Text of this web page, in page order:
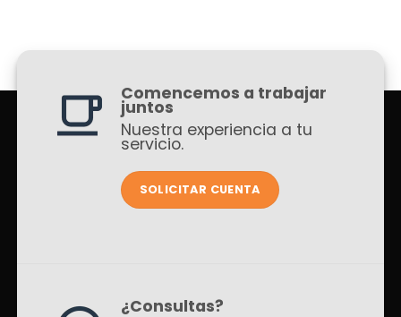
Comencemos a trabajar
juntos
Nuestra experiencia a tu
servicio.
SOLICITAR CUENTA
¿Consultas?